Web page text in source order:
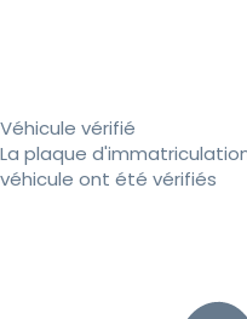
Véhicule vérifié
La plaque
véhicule ont été vérifiés